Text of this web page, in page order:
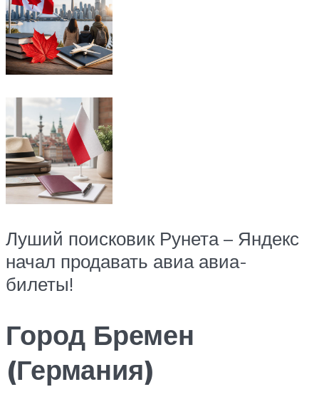
Луший поисковик Рунета – Яндекс
начал продавать авиа авиа-
билеты!
Город Бремен
(Германия)